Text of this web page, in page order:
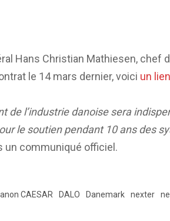
Hans Christian Mathiesen, chef
le 14 mars dernier, voici un lien
de l’industrie danoise sera
le soutien pendant 10 ans des
un communiqué officiel.
CAESAR DALO Danemark nexter